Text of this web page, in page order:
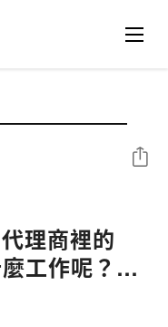
理商裡的
工作呢？
Tina
分享